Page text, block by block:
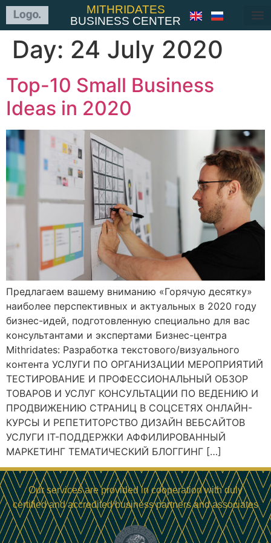
MITHRIDATES
BUSINESS CENTER
Day: 24 July 2020
Top-10 Small Business
Ideas in 2020
Предлагаем вашему вниманию «Горячую десятку»
наиболее перспективных и актуальных в 2020 году
бизнес-идей, подготовленную специально для вас
консультантами и экспертами Бизнес-центра
Mithridates: Разработка текстового/визуального
контента УСЛУГИ ПО ОРГАНИЗАЦИИ МЕРОПРИЯТИЙ
ТЕСТИРОВАНИЕ И ПРОФЕССИОНАЛЬНЫЙ ОБЗОР
ТОВАРОВ И УСЛУГ​ КОНСУЛЬТАЦИИ ПО ВЕДЕНИЮ И
ПРОДВИЖЕНИЮ СТРАНИЦ В СОЦСЕТЯХ ОНЛАЙН-
КУРСЫ И РЕПЕТИТОРСТВО ДИЗАЙН ВЕБСАЙТОВ
УСЛУГИ IT-ПОДДЕРЖКИ АФФИЛИРОВАННЫЙ
МАРКЕТИНГ ТЕМАТИЧЕСКИЙ БЛОГГИНГ […]
Our services are provided in cooperation with duly
certified and accredited business partners and associates